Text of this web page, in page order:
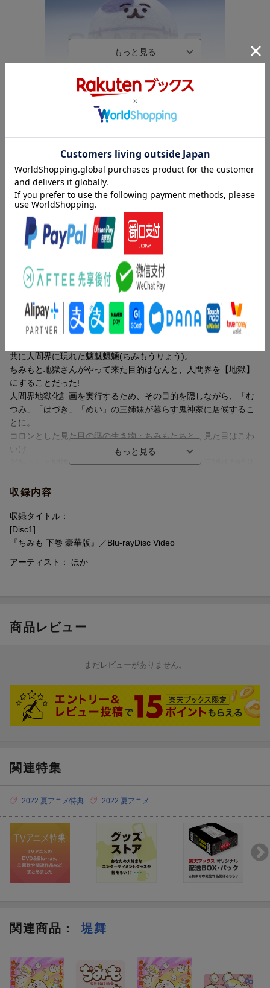
●ブックレット
●描き下ろしジャケット
▽特典映像
・コメンタリー付セレクション（仮）（予定）
さあ、人間どもよ！地獄のはじまりだ！
掛けるシンエイ動画が初タッグ！
本作のキャラクター原案を務めるのは、「ピスケ＆うさぎ」、
「鬼滅の刃」のコラボなど、かわいいLINEスタンプでおなじみの
大人気イラストレーター・カナヘイ。
「ドラえもん」や「クレヨンしんちゃん」など大人気アニメを数
多く手掛けるアニメーション制作・シンエイ動画とはじめてタッ
グを組んだ、この夏注目のオリジナルTVアニメーション！
全人類に注意報！「笑い」と「ほっこり」が地獄から攻めてく
る！！
＜地獄の使者＞である「地獄さん」と、共に人間界に現れた12匹
の魑魅魍魎（ちみもうりょう）、
名付けて「ちみも」が、強烈キャラの三姉妹と同居生活をおくり
ながら人間界地獄化計画に挑む、地獄系ハートフルコメディ！
ャストが個性豊かなキャラクターを演じます。
豪華版（数量限定生産）には、「ちみも」のスクイーズぬいぐる
みが付いてくる！
「地獄さん」と共に人間界に現れた魑魅魍魎（ちみもうりょう）
がぷにぷにのフィギュアになった！
下巻には「???」のスクイーズぬいぐるみが封入。
モチモチとした柔らかい手触りで癒されること間違いなし！手の
ひらサイズの「ちみも」をお家にお迎えできます。
＜収録内容＞
※デザイン・仕様は変更になる場合がございます。
ストーリー
「ちみも」、それは、変幻自在に動き回る12匹の謎の生き物た
ち。
共に人間界に現れた魑魅魍魎(ちみもうりょう)。
ちみもと地獄さんがやって来た目的はなんと、人間界を【地獄】
にすることだった!
人間界地獄化計画を実行するため、その目的を隠しながら、「む
つみ」「はづき」「めい」の三姉妹が暮らす鬼神家に居候するこ
とに。
コロンとした見た目の謎の生き物・ちみもたちと、見た目はこわ
いけ
どちょっと間抜けな地獄さん、そして強烈キャラの三姉妹が繰り
果たして、人間界地獄化計画はどうなるのか!?
＜キャスト＞
鬼神めい：神月柚莉愛 鬼神はづき：加隈亜衣 鬼神むつ
み：能登麻美子 地獄さん：諏訪部順一
＜スタッフ＞
色彩設計：蝦名佳代子 美術監督：高橋佐知 CGディレクター：
伊賀夕 編集：藤本理子
オープニングテーマ「マルコッパ」眉村ちあき（TOY'S FACTOR
OY'S FACTORY）
アニメーション協力：M２ ANIMATION・DeeDee Animation Studi
o アニメーション制作：シンエイ動画
製作：ちみも製作委員会
収録内容
収録タイトル：
[Disc1]
『ちみも 下巻 豪華版』／Blu-rayDisc Video
アーティスト： ほか
商品レビュー
まだレビューがありません。
関連特集
2022 夏アニメ特典 2022 夏アニメ
関連商品 ： 堤舞